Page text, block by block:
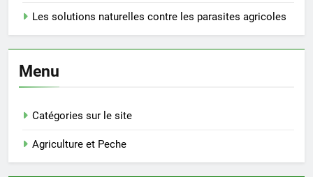
Les solutions naturelles contre les parasites agricoles
Menu
Catégories sur le site
Agriculture et Peche